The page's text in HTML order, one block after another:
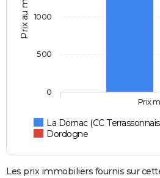
Prix au m2
La Dornac (CC
Dordogne
Prix
0
500
1000
Les prix immobiliers fournis sur